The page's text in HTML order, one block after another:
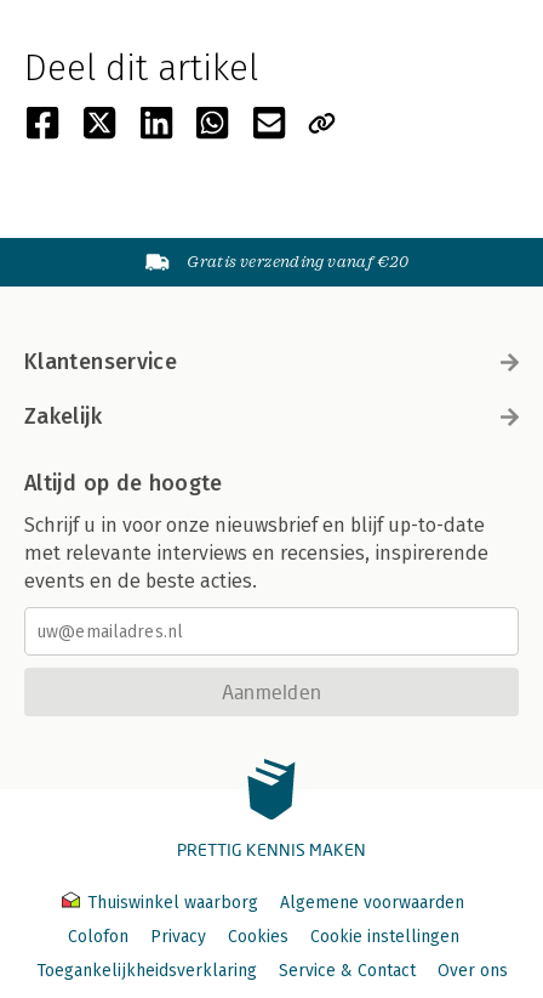
Deel dit artikel
Gratis verzending vanaf €20
Klantenservice
Zakelijk
Altijd op de hoogte
Schrijf u in voor onze nieuwsbrief en blijf up-to-date
met relevante interviews en recensies, inspirerende
events en de beste acties.
Aanmelden
PRETTIG KENNIS MAKEN
Thuiswinkel waarborg
Algemene voorwaarden
Colofon
Privacy Cookies
Cookie instellingen
Toegankelijkheidsverklaring
Service & Contact Over ons